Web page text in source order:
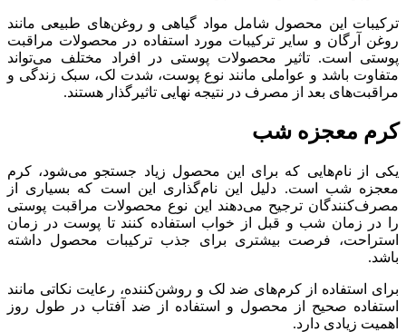
ترکیبات این محصول شامل مواد گیاهی و روغن‌های طبیعی مانند
روغن آرگان و سایر ترکیبات مورد استفاده در محصولات مراقبت
پوستی است. تاثیر محصولات پوستی در افراد مختلف می‌تواند
متفاوت باشد و عواملی مانند نوع پوست، شدت لک، سبک زندگی و
مراقبت‌های بعد از مصرف در نتیجه نهایی تاثیرگذار هستند.
کرم معجزه شب
یکی از نام‌هایی که برای این محصول زیاد جستجو می‌شود، کرم
معجزه شب است. دلیل این نام‌گذاری این است که بسیاری از
مصرف‌کنندگان ترجیح می‌دهند این نوع محصولات مراقبت پوستی
را در زمان شب و قبل از خواب استفاده کنند تا پوست در زمان
استراحت، فرصت بیشتری برای جذب ترکیبات محصول داشته
باشد.
برای استفاده از کرم‌های ضد لک و روشن‌کننده، رعایت نکاتی مانند
استفاده صحیح از محصول و استفاده از ضد آفتاب در طول روز
اهمیت زیادی دارد.